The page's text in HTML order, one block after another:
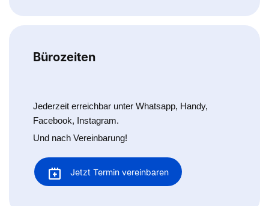
Bürozeiten
Jederzeit erreichbar unter Whatsapp, Handy,
Facebook, Instagram.
Und nach Vereinbarung!
Jetzt Termin vereinbaren